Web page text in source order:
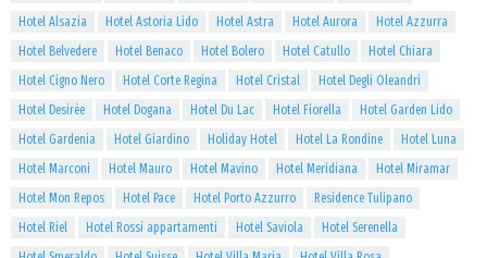
Hotel Alsazia
Hotel Astoria Lido Hotel Astra Hotel Aurora
Hotel Azzurra
Hotel Belvedere
Hotel Benaco Hotel Bolero Hotel Catullo
Hotel Chiara
Hotel Cigno Nero
Hotel Corte Regina Hotel Cristal
Hotel Degli Oleandri
Hotel Desirèe
Hotel Dogana Hotel Du Lac Hotel Fiorella
Hotel Garden Lido
Hotel Gardenia
Hotel Giardino Holiday Hotel Hotel La Rondine
Hotel Luna
Hotel Marconi
Hotel Mauro Hotel Mavino Hotel Meridiana
Hotel Miramar
Hotel Mon Repos
Hotel Pace Hotel Porto Azzurro
Residence Tulipano
Hotel Riel
Hotel Rossi appartamenti Hotel Saviola
Hotel Serenella